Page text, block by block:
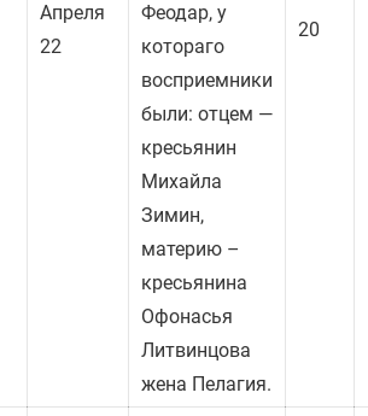
Апреля
22
Феодар, у
котораго
восприемники
были: отцем —
кресьянин
Михайла
Зимин,
материю –
кресьянина
Офонасья
Литвинцова
жена Пелагия.
20